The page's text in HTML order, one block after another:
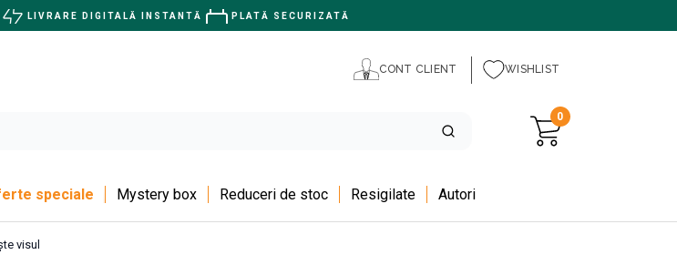
LIVRARE DIGITALĂ INSTANTĂ PLATĂ SECURIZATĂ
CONT CLIENT WISHLIST
0
speciale Mystery box Reduceri de stoc Resigilate Autori
visul